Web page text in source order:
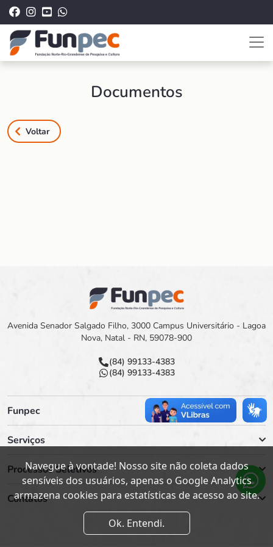
Documentos
Voltar
Avenida Senador Salgado Filho, 3000 Campus Universitário - Lagoa
Nova, Natal - RN, 59078-900
(84) 99133-4383
(84) 99133-4383
Funpec
Serviços
Processos Seletivos
Contatos
Navegue à vontade! Nosso site não coleta dados
sensíveis dos usuários, apenas o Google Analytics
armazena cookies para estatísticas de acesso ao site.
Ok. Entendi.